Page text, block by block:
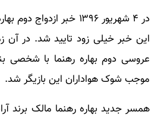
در ۴ شهریور ۱۳۹۶ خبر
این خبر خیلی زود تایید شد. در آن
عروسی دوم بهاره رهنما با شخصی
موجب شوک هواداران این بازیگر شد.
همسر جدید بهاره رهنما مالک برند